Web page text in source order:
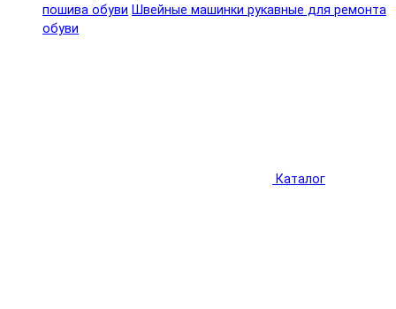
пошива обуви Швейные машинки рукавные для ремонта
обуви
Каталог